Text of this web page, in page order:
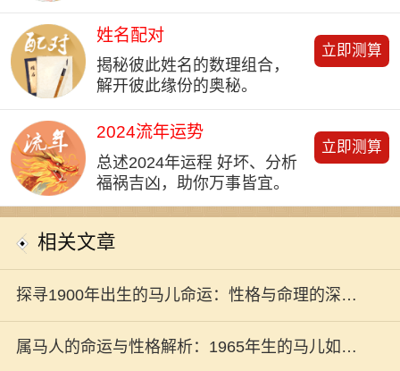
姓名配对
揭秘彼此姓名的数理组合，
解开彼此缘份的奥秘。
立即测算
2024流年运势
总述2024年运程 好坏、分析
福祸吉凶，助你万事皆宜。
立即测算
相关文章
探寻1900年出生的马儿命运：性格与命理的深刻
解析
属马人的命运与性格解析：1965年生的马儿如何